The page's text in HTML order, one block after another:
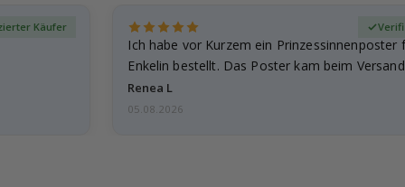
Käufer
Ich habe vor Kurzem ein Prinzessinnenposter
Enkelin bestellt. Das Poster kam beim
beschädigt…
Renea L
05.08.2026